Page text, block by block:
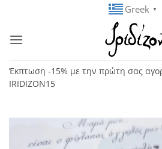
περιεχόμενο
Greek ▼
Έκπτωση -15% με την πρώτη σας
IRIDIZON15